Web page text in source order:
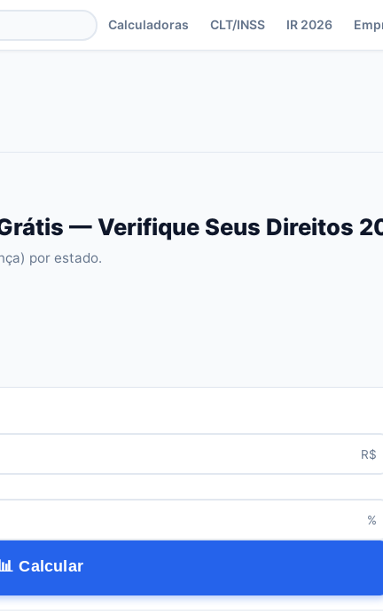
Calculadoras CLT/INSS IR 2026
— Verifique Seus Direitos
por estado.
R$
%
📊 Calcular